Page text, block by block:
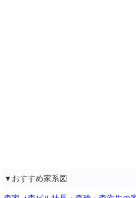
▼おすすめ家系図